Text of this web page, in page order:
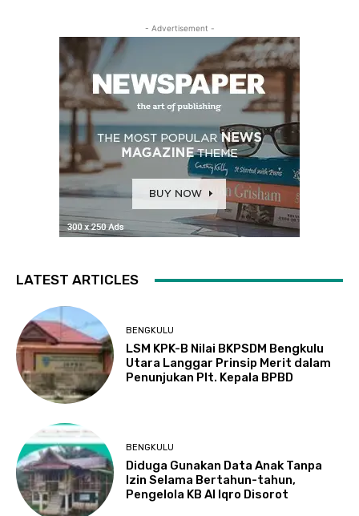
- Advertisement -
LATEST ARTICLES
BENGKULU
LSM KPK-B Nilai BKPSDM Bengkulu
Utara Langgar Prinsip Merit dalam
Penunjukan Plt. Kepala BPBD
BENGKULU
Diduga Gunakan Data Anak Tanpa
Izin Selama Bertahun-tahun,
Pengelola KB Al Iqro Disorot